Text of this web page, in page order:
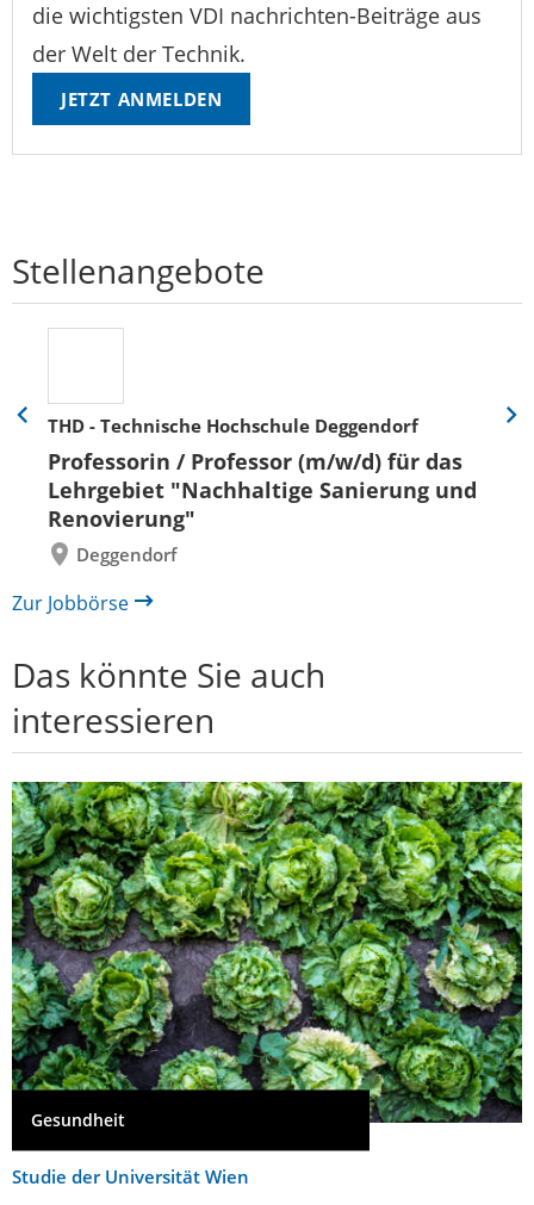
die wichtigsten VDI nachrichten-Beiträge aus
der Welt der Technik.
JETZT ANMELDEN
Stellenangebote
THD - Technische Hochschule Deggendorf
Professorin / Professor (m/w/d) für das
Lehrgebiet "Nachhaltige Sanierung und
Renovierung"
Deggendorf
Eine
zurück
Eine
Zur Jobbörse
Das könnte Sie auch
interessieren
Gesundheit
Studie der Universität Wien